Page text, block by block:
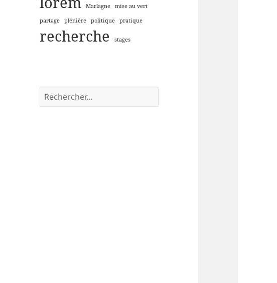
Marlagne mise au vert
partage plénière politique pratique
recherche stages
Rechercher :